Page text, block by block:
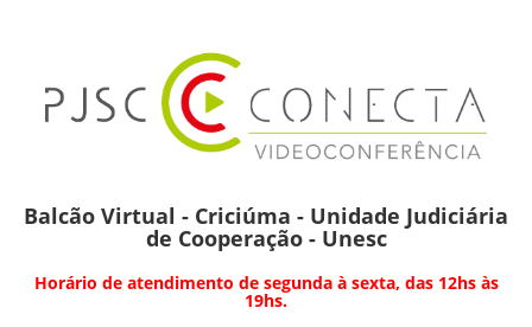
Balcão Virtual - Criciúma - Unidade Judiciária
de Cooperação - Unesc
Horário de atendimento de segunda à sexta, das 12hs às
19hs.